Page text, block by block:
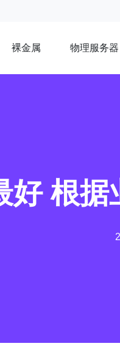
裸金属 物理服务器
好 根